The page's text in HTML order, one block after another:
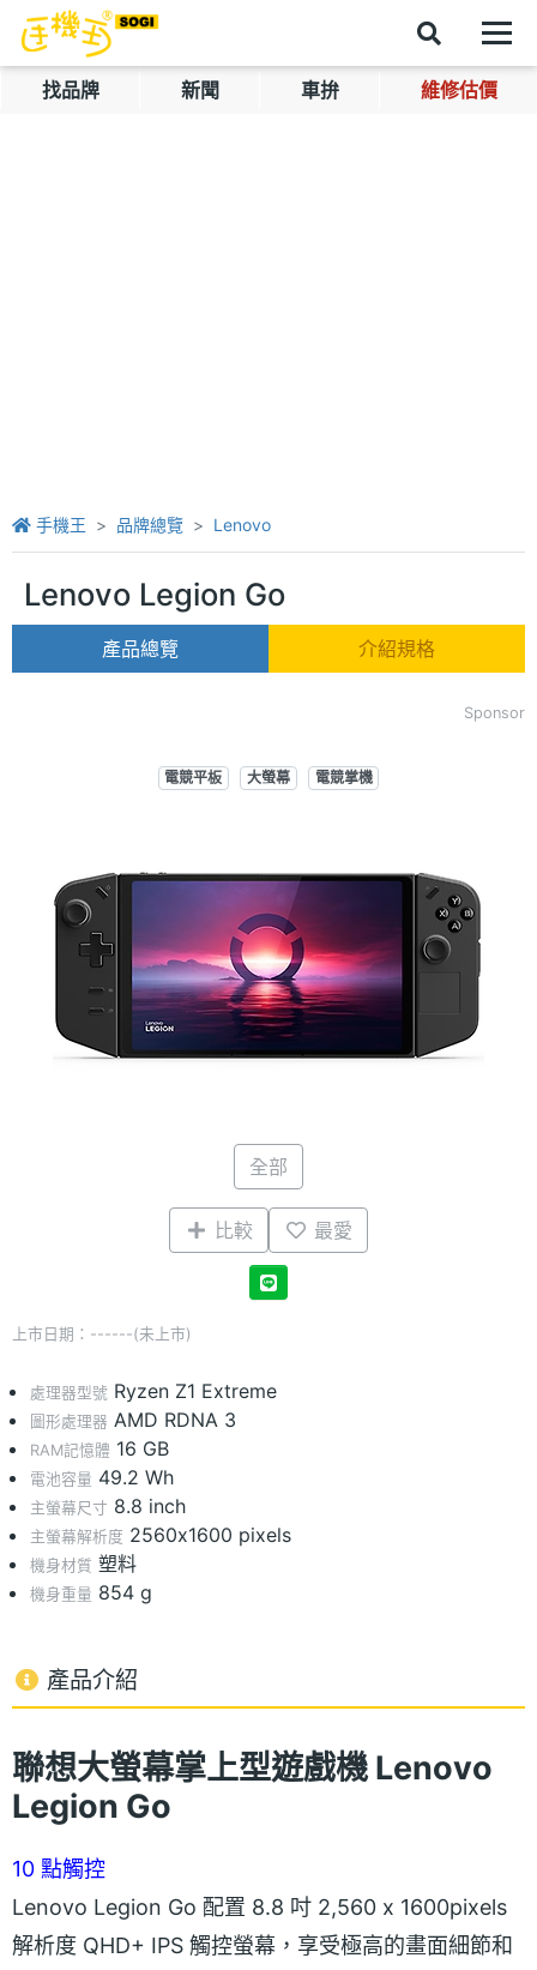
找品牌 新聞 車拚 維修估價
手機王 品牌總覽 Lenovo
Lenovo Legion Go
產品總覽 介紹規格
Sponsor
電競平板 大螢幕 電競掌機
全部
比較 最愛
上市日期：------(未上市)
處理器型號 Ryzen Z1 Extreme
圖形處理器 AMD RDNA 3
RAM記憶體 16 GB
電池容量 49.2 Wh
主螢幕尺寸 8.8 inch
主螢幕解析度 2560x1600 pixels
機身材質 塑料
機身重量 854 g
產品介紹
聯想大螢幕掌上型遊戲機 Lenovo
Legion Go
10 點觸控
Lenovo Legion Go 配置 8.8 吋 2,560 x 1600pixels
解析度 QHD+ IPS 觸控螢幕，享受極高的畫面細節和